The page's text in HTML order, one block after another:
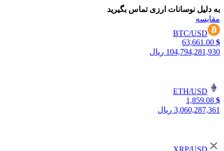
به دلیل نوسانات ارزی تماس بگیرید
مقایسه
BTC/USD
$
63,661.00
104,794,281,930 ریال
ETH/USD
$
1,859.08
3,060,287,361 ریال
XRP/USD